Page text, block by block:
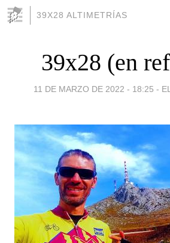
39X28 ALTIMETRÍAS
39x28 (en
11 DE MARZO DE 2022 - 18:25 -